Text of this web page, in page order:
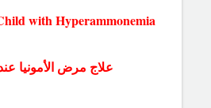
with Hyperammonemia
علاج مرض الأمونيا